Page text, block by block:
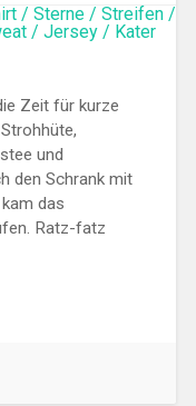
Zeit für kurze
und
den Schrank mit
das
Ratz-fatz